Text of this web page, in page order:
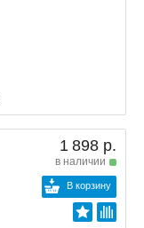
1 898 р.
в наличии
В корзину